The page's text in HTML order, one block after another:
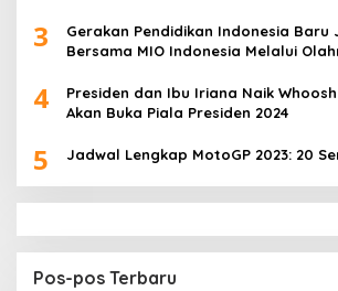
3
Gerakan Pendidikan Indonesia Baru
Bersama MIO Indonesia Melalui
4
Presiden dan Ibu Iriana Naik
Akan Buka Piala Presiden 2024
5 Jadwal Lengkap MotoGP 2023: 20
Pos-pos Terbaru